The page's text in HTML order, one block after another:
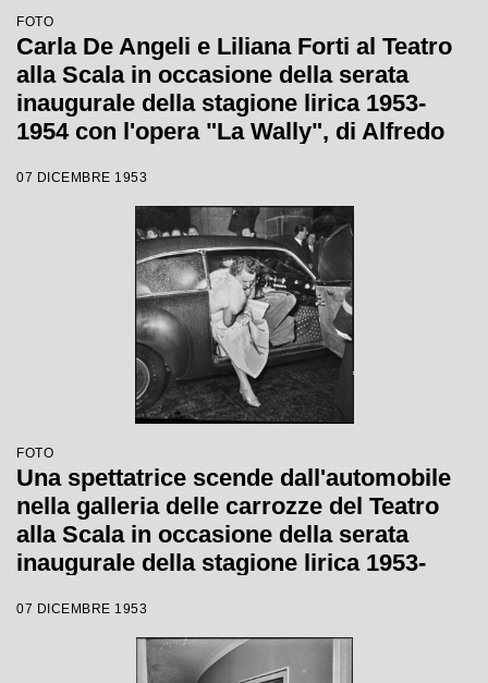
FOTO
Carla De Angeli e Liliana Forti al Teatro
alla Scala in occasione della serata
inaugurale della stagione lirica 1953-
1954 con l'opera "La Wally", di Alfredo
con la regia di Tatiana Pavlova
07 DICEMBRE 1953
FOTO
Una spettatrice scende dall'automobile
nella galleria delle carrozze del Teatro
alla Scala in occasione della serata
inaugurale della stagione lirica 1953-
Catalani, diretta da Carlo Maria Giulini,
con la regia di Tatiana Pavlova
07 DICEMBRE 1953